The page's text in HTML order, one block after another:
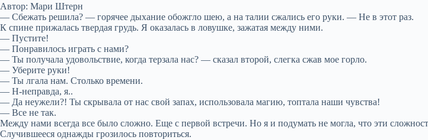
Автор: Мари Штерн
— Сбежать решила? — горячее дыхание обожгло шею, а на талии сжались его руки. — Не в этот раз.
К спине прижалась твердая грудь. Я оказалась в ловушке, зажатая между ними.
— Пустите!
— Понравилось играть с нами?
— Ты получала удовольствие, когда терзала нас? — сказал второй, слегка сжав мое горло.
— Уберите руки!
— Ты лгала нам. Столько времени.
— Н-неправда, я..
— Да неужели?! Ты скрывала от нас свой запах, использовала магию, топтала наши чувства!
— Все не так.
Между нами всегда все было сложно. Еще с первой встречи. Но я и подумать не могла, что эти
Случившееся однажды грозилось повториться.